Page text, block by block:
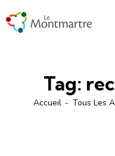
Tag:
Accueil Tous Les